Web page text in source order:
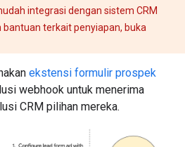
integrasi dengan sistem CRM
terkait penyiapan, buka
ekstensi formulir prospek
webhook untuk menerima
CRM pilihan mereka.